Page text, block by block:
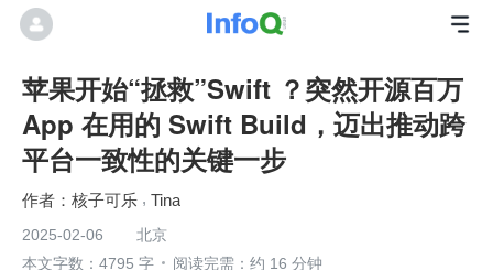
苹果开始“拯救”Swift ？突然开源百万
App 在用的 Swift Build，迈出推动跨
平台一致性的关键一步
核子可乐 Tina
2025-02-06
北京
本文字数：4795 字
阅读完需：约 16 分钟